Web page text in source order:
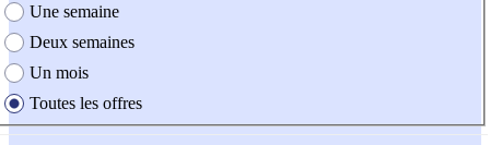
Une semaine
Deux semaines
Un mois
Toutes les offres